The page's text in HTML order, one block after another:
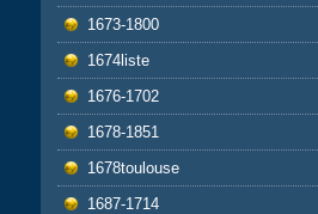
1673-1800
1674liste
1676-1702
1678-1851
1678toulouse
1687-1714